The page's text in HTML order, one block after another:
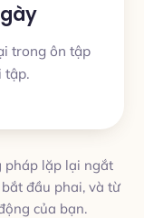
trong ôn tập
tập.
pháp lặp lại ngắt
đầu phai, và từ
của bạn.